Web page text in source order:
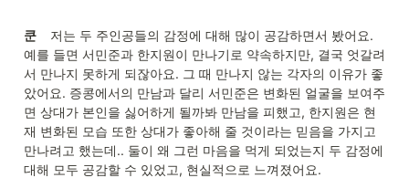
쿤 저는 두 주인공들의 감정에 대해 많이 공감하면서 봤어요.
예를 들면 서민준과 한지원이 만나기로 약속하지만, 결국 엇갈려
서 만나지 못하게 되잖아요. 그 때 만나지 않는 각자의 이유가 좋
았어요. 증콩에서의 만남과 달리 서민준은 변화된 얼굴을 보여주
면 상대가 본인을 싫어하게 될까봐 만남을 피했고, 한지원은 현
재 변화된 모습 또한 상대가 좋아해 줄 것이라는 믿음을 가지고
만나려고 했는데.. 둘이 왜 그런 마음을 먹게 되었는지 두 감정에
대해 모두 공감할 수 있었고, 현실적으로 느껴졌어요.